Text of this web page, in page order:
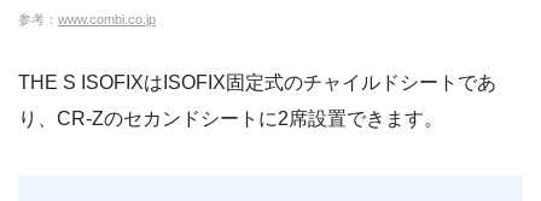
参考： www.combi.co.jp
THE S ISOFIXはISOFIX固定式のチャイルドシートであ
り、CR-Zのセカンドシートに2席設置できます。